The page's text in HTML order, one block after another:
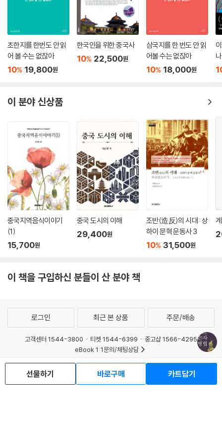
초한지를 한번도 안 읽
어 볼 수는 없잖아
10% 19,800원
한국인을 위한 중국사
10% 22,500원
삼국지를 한 번도 안 읽
어볼 수는 없잖아
10% 18,000원
이 분야 신상품
중국지역음식이야기
(1)
15,700원
중국 도시의 이해
29,400원
조반(造反)의 시대 : 상
하이 문혁 운동사 3
10% 31,500원
이 책을 구입하신 분들이 산 분야 책
선물하기 바로구매 카트담기
로그인 최근 본 상품 주문/배송
고객센터 1544-3800 티켓 1544-6399
중고샵 1566-4295
eBook 1:1문의/채팅상담
예스이십사(주) 사업자 정보
이용약관
개인정보처리방침
청소년보호정책